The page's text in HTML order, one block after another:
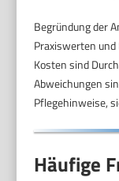
Begründung der
Praxiswerten
Kosten sind
Abweichungen
Pflegehinweise,
Häufige